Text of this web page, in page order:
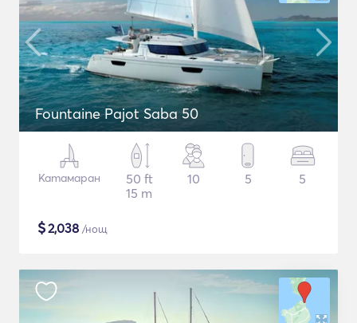
Fountaine Pajot Saba 50
Катамаран
50 ft
15 m
10 5 5
$2,038 /нощ